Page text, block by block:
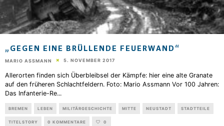
„GEGEN EINE BRÜLLENDE FEUERWAND“
MARIO ASSMANN 5. NOVEMBER 2017
Allerorten finden sich Überbleibsel der Kämpfe: hier eine alte Granate
auf den früheren Schlachtfeldern. Foto: Mario Assmann Vor 100 Jahren:
Das Infanterie-Re...
BREMEN LEBEN MILITÄRGESCHICHTE MITTE NEUSTADT STADTTEILE
TITELSTORY 0 KOMMENTARE 0